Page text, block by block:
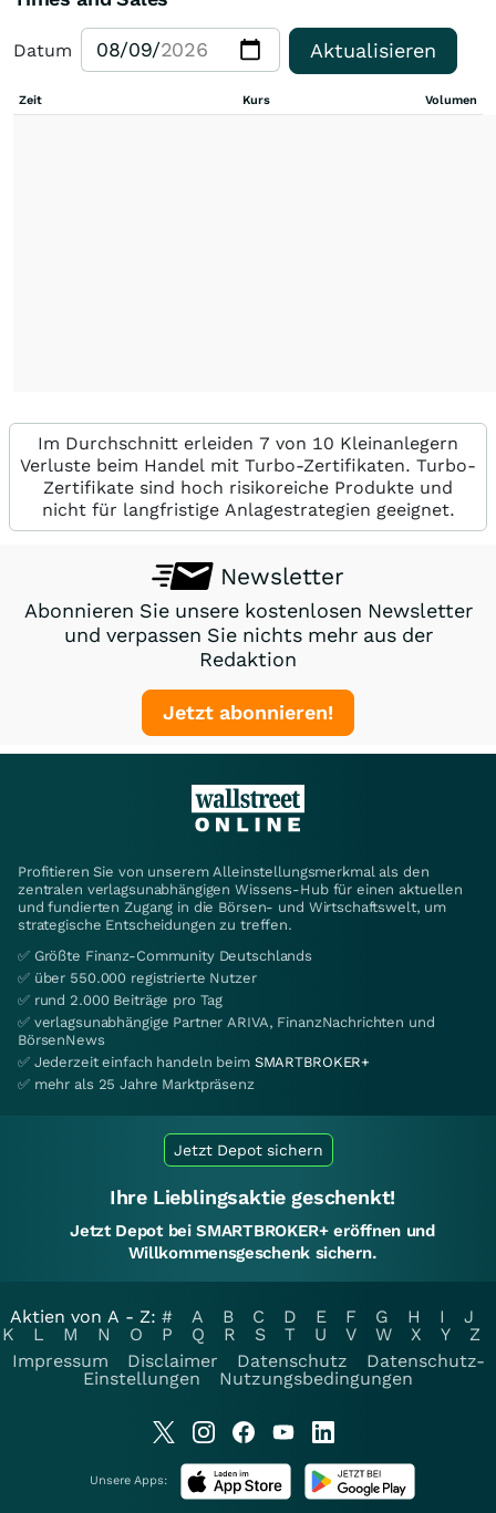
Datum Aktualisieren
Zeit Kurs Volumen
Im Durchschnitt erleiden 7 von 10 Kleinanlegern
Verluste beim Handel mit Turbo-Zertifikaten. Turbo-
Zertifikate sind hoch risikoreiche Produkte und
nicht für langfristige Anlagestrategien geeignet.
Newsletter
Abonnieren Sie unsere kostenlosen Newsletter
und verpassen Sie nichts mehr aus der
Redaktion
Jetzt abonnieren!
Profitieren Sie von unserem Alleinstellungsmerkmal als den
zentralen verlagsunabhängigen Wissens-Hub für einen aktuellen
und fundierten Zugang in die Börsen- und Wirtschaftswelt, um
strategische Entscheidungen zu treffen.
✅ Größte Finanz-Community Deutschlands
✅ über 550.000 registrierte Nutzer
✅ rund 2.000 Beiträge pro Tag
✅ verlagsunabhängige Partner ARIVA, FinanzNachrichten und
BörsenNews
✅ Jederzeit einfach handeln beim SMARTBROKER+
✅ mehr als 25 Jahre Marktpräsenz
Jetzt Depot sichern
Ihre Lieblingsaktie geschenkt!
Jetzt Depot bei SMARTBROKER+ eröffnen und
Willkommensgeschenk sichern.
Aktien von A - Z: # A B C D E F G H I
J
K
L M N O P Q R S T U V W X Y
Z
Impressum
Disclaimer Datenschutz
Datenschutz-
Einstellungen
Nutzungsbedingungen
Unsere Apps: